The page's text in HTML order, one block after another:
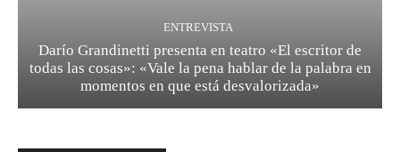
ENTREVISTA
Darío Grandinetti presenta en teatro «El escritor de
todas las cosas»: «Vale la pena hablar de la palabra en
momentos en que está desvalorizada»